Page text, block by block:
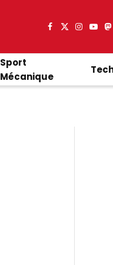
Facebook
X
Sport
Mécanique